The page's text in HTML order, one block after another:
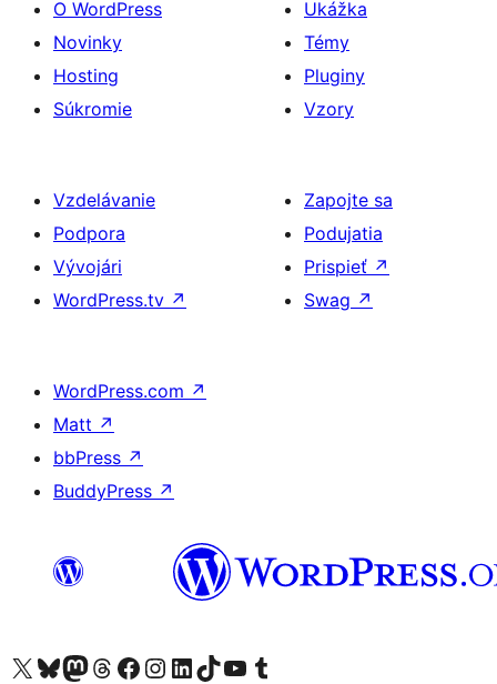
O WordPress
Novinky
Hosting
Súkromie
Ukážka
Témy
Pluginy
Vzory
Vzdelávanie
Podpora
Vývojári
WordPress.tv ↗
Zapojte sa
Podujatia
Prispieť ↗
Swag ↗
WordPress.com ↗
Matt ↗
bbPress ↗
BuddyPress ↗
Navštívte náš účet na X (predtým Twitter)
Navštívte náš účet na platforme Bluesky
Navštívte náš účet na Mastodone
Navštívte náš účet na platforme Threads
Navštívte našu stránku na Facebooku
Navštívte náš účet Instagram
Navštívte náš účet LinkedIn
Navštívte náš účet na platforme TikTok
Navštívte náš kanál YouTube
Navštívte náš účet na platforme Tumblr